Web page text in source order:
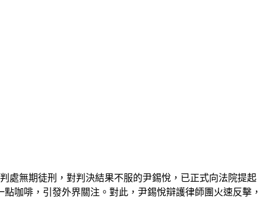
處無期徒刑，對判決結果不服的尹錫悅，已正式向法院提起
咖啡，引發外界關注。對此，尹錫悅辯護律師團火速反擊，